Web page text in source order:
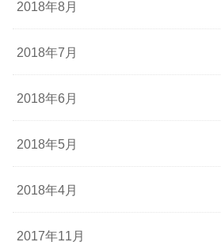
2018年8月
2018年7月
2018年6月
2018年5月
2018年4月
2017年11月